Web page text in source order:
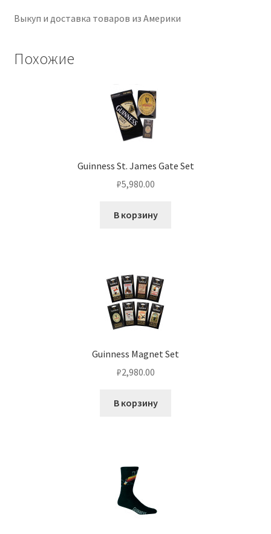
Выкуп и доставка товаров из Америки
Похожие
Guinness St. James Gate Set
₽5,980.00
В корзину
Guinness Magnet Set
₽2,980.00
В корзину